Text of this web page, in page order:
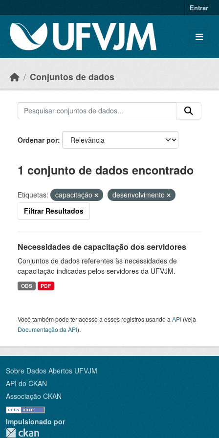
Entrar
Conjuntos de dados
Ordenar por
1 conjunto de dados encontrado
Etiquetas: capacitação
desenvolvimento
Filtrar Resultados
Necessidades de capacitação dos servidores
Conjuntos de dados referentes às necessidades de
capacitação indicadas pelos servidores da UFVJM.
ODS PDF
Você também pode ter acesso a esses registros usando a API (veja
Documentação da API).
Sobre Dados Abertos UFVJM
API do CKAN
Associação CKAN
Impulsionado por